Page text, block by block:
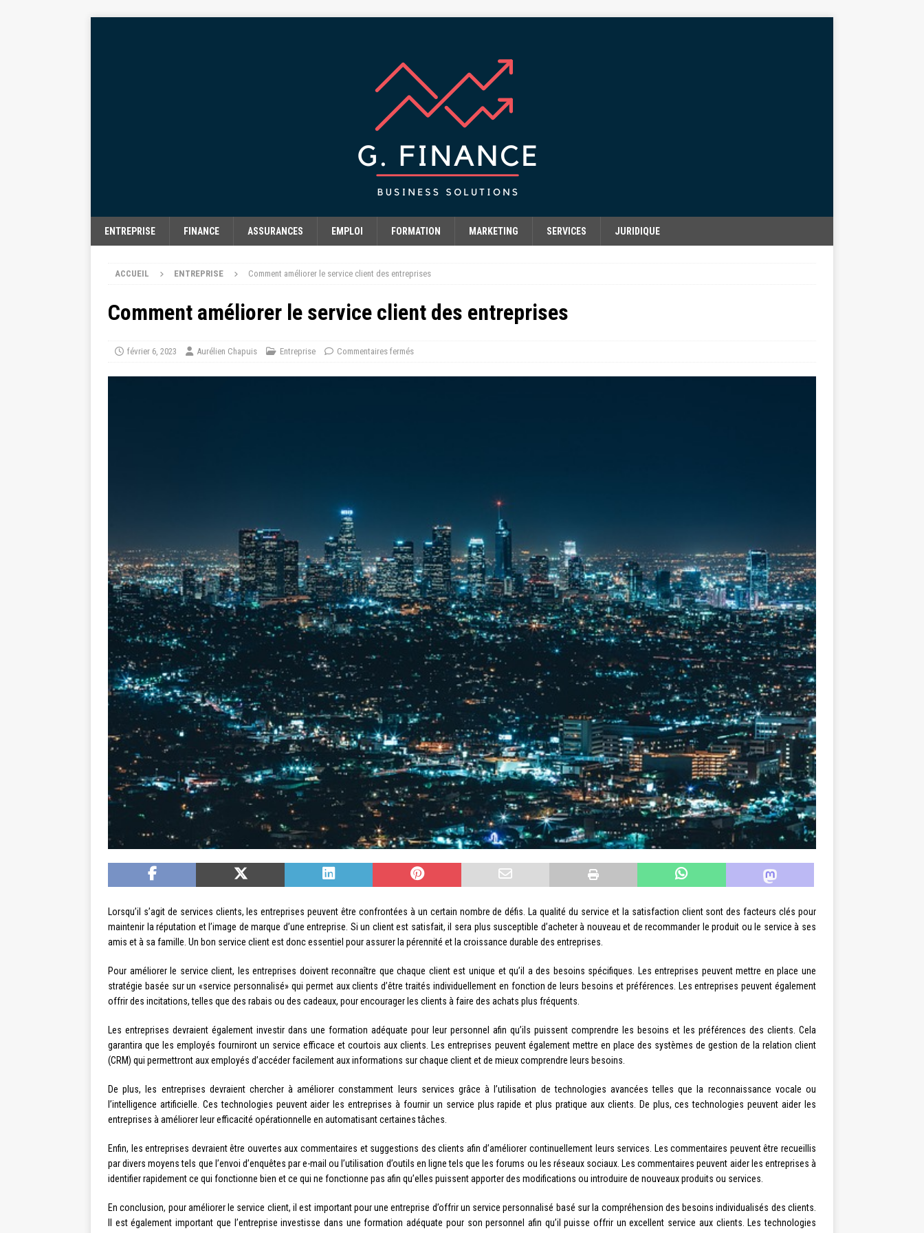
ENTREPRISE FINANCE ASSURANCES EMPLOI FORMATION MARKETING SERVICES JURIDIQUE
ACCUEIL ENTREPRISE Comment améliorer le service client des entreprises
Comment améliorer le service client des entreprises
février 6, 2023 Aurélien Chapuis Entreprise Commentaires fermés
Lorsqu’il s’agit de services clients, les entreprises peuvent être confrontées à un certain nombre de défis. La qualité du service et la satisfaction client sont des facteurs clés pour
maintenir la réputation et l’image de marque d’une entreprise. Si un client est satisfait, il sera plus susceptible d’acheter à nouveau et de recommander le produit ou le service à ses
amis et à sa famille. Un bon service client est donc essentiel pour assurer la pérennité et la croissance durable des entreprises.
Pour améliorer le service client, les entreprises doivent reconnaître que chaque client est unique et qu’il a des besoins spécifiques. Les entreprises peuvent mettre en place une
stratégie basée sur un «service personnalisé» qui permet aux clients d’être traités individuellement en fonction de leurs besoins et préférences. Les entreprises peuvent également
offrir des incitations, telles que des rabais ou des cadeaux, pour encourager les clients à faire des achats plus fréquents.
Les entreprises devraient également investir dans une formation adéquate pour leur personnel afin qu’ils puissent comprendre les besoins et les préférences des clients. Cela
garantira que les employés fourniront un service efficace et courtois aux clients. Les entreprises peuvent également mettre en place des systèmes de gestion de la relation client
(CRM) qui permettront aux employés d’accéder facilement aux informations sur chaque client et de mieux comprendre leurs besoins.
De plus, les entreprises devraient chercher à améliorer constamment leurs services grâce à l’utilisation de technologies avancées telles que la reconnaissance vocale ou
l’intelligence artificielle. Ces technologies peuvent aider les entreprises à fournir un service plus rapide et plus pratique aux clients. De plus, ces technologies peuvent aider les
entreprises à améliorer leur efficacité opérationnelle en automatisant certaines tâches.
Enfin, les entreprises devraient être ouvertes aux commentaires et suggestions des clients afin d’améliorer continuellement leurs services. Les commentaires peuvent être recueillis
par divers moyens tels que l’envoi d’enquêtes par e-mail ou l’utilisation d’outils en ligne tels que les forums ou les réseaux sociaux. Les commentaires peuvent aider les entreprises à
identifier rapidement ce qui fonctionne bien et ce qui ne fonctionne pas afin qu’elles puissent apporter des modifications ou introduire de nouveaux produits ou services.
En conclusion, pour améliorer le service client, il est important pour une entreprise d’offrir un service personnalisé basé sur la compréhension des besoins individualisés des clients.
Il est également important que l’entreprise investisse dans une formation adéquate pour son personnel afin qu’il puisse offrir un excellent service aux clients. Les technologies